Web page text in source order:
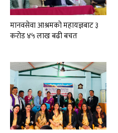
मानवसेवा आश्रमकाे‌ महायज्ञबाट ३
करोड ४५ लाख बढी बचत